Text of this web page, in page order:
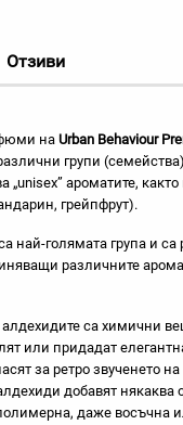
Отзиви
на Urban Behaviour
групи
„unisex” ароматите,
грейпфрут).
най-голямата група и
различните
алдехидите са химични
или придадат
за ретро звученето
добавят някаква
даже восъчна